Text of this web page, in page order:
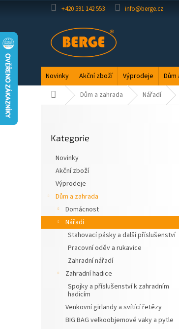
+420 591 142 553 info@berge.cz
Novinky Akční zboží Výprodeje Dům
Domů Dům a zahrada Nářadí
a
n
kategorie
Kategorie
Novinky
Akční zboží
Výprodeje
Dům a zahrada
Domácnost
Nářadí
Stahovací pásky a další příslušenství
Pracovní oděv a rukavice
Zahradní nářadí
Zahradní hadice
Spojky a příslušenství k zahradním
hadicím
Venkovní girlandy a svítící řetězy
BIG BAG velkoobjemové vaky a pytle